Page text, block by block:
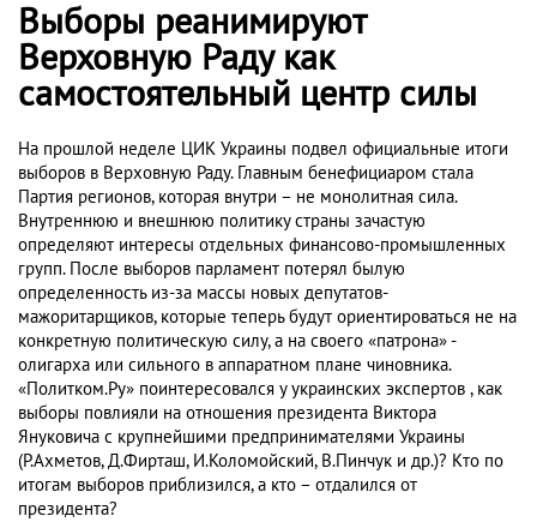
Выборы реанимируют
Верховную Раду как
самостоятельный центр силы
На прошлой неделе ЦИК Украины подвел официальные итоги
выборов в Верховную Раду. Главным бенефициаром стала
Партия регионов, которая внутри – не монолитная сила.
Внутреннюю и внешнюю политику страны зачастую
определяют интересы отдельных финансово-промышленных
групп. После выборов парламент потерял былую
определенность из-за массы новых депутатов-
мажоритарщиков, которые теперь будут ориентироваться не на
конкретную политическую силу, а на своего «патрона» -
олигарха или сильного в аппаратном плане чиновника.
«Политком.Ру» поинтересовался у украинских экспертов , как
выборы повлияли на отношения президента Виктора
Януковича с крупнейшими предпринимателями Украины
(Р.Ахметов, Д.Фирташ, И.Коломойский, В.Пинчук и др.)? Кто по
итогам выборов приблизился, а кто – отдалился от
президента?